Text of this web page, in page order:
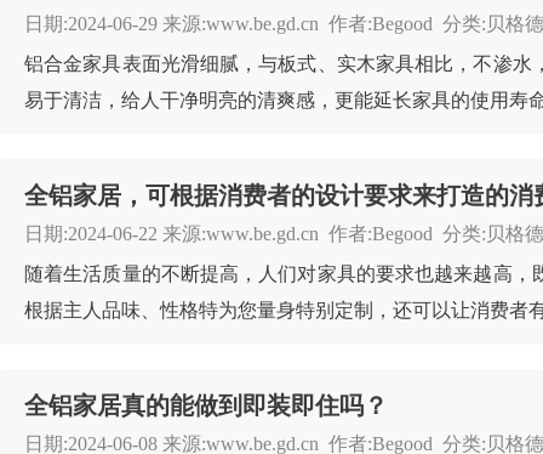
日期:2024-06-29 来源:www.be.gd.cn 作者:Begood 分类:贝格
铝合金家具表面光滑细腻，与板式、实木家具相比，不渗
易于清洁，给人干净明亮的清爽感，更能延长家具的使用寿
全铝家居，可根据消费者的设计要求来打造的消
日期:2024-06-22 来源:www.be.gd.cn 作者:Begood 分类:贝
随着生活质量的不断提高，人们对家具的要求也越来越高
根据主人品味、性格特为您量身特别定制，还可以让消费者
全铝家居真的能做到即装即住吗？
日期:2024-06-08 来源:www.be.gd.cn 作者:Begood 分类:贝